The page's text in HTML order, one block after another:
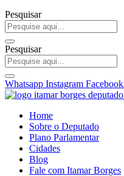
Pesquisar
Pesquisar
Whatsapp Instagram Facebook
Home
Sobre o Deputado
Plano Parlamentar
Cidades
Blog
Fale com Itamar Borges